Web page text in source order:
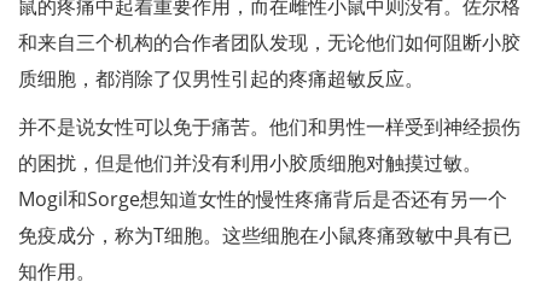
鼠的疼痛中起着重要作用，而在雌性小鼠中则没有。佐尔格
和来自三个机构的合作者团队发现，无论他们如何阻断小胶
质细胞，都消除了仅男性引起的疼痛超敏反应。
并不是说女性可以免于痛苦。他们和男性一样受到神经损伤
的困扰，但是他们并没有利用小胶质细胞对触摸过敏。
Mogil和Sorge想知道女性的慢性疼痛背后是否还有另一个
免疫成分，称为T细胞。这些细胞在小鼠疼痛致敏中具有已
知作用。